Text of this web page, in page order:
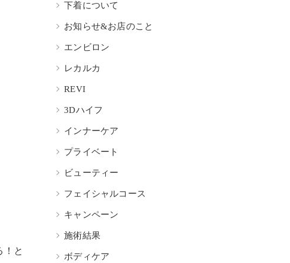
！と
下着について
お知らせ&お店のこと
エンビロン
レカルカ
REVI
3Dハイフ
インナーケア
プライベート
ビューティー
フェイシャルコース
キャンペーン
施術結果
ボディケア